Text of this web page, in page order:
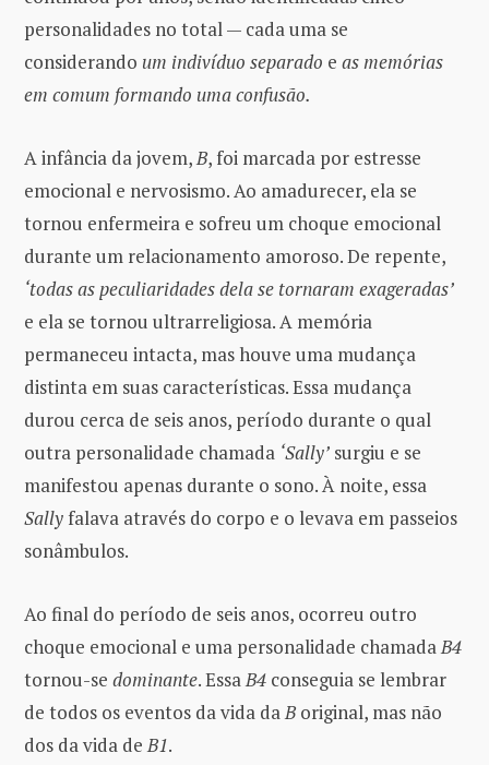
personalidades no total — cada uma se
considerando um indivíduo separado e as memórias
em comum formando uma confusão.
A infância da jovem,B, foi marcada por estresse
emocional e nervosismo. Ao amadurecer, ela se
tornou enfermeira e sofreu um choque emocional
durante um relacionamento amoroso. De repente,
‘todas as peculiaridades dela se tornaram exageradas’
e ela se tornou ultrarreligiosa. A memória
permaneceu intacta, mas houve uma mudança
distinta em suas características. Essa mudança
durou cerca de seis anos, período durante o qual
outra personalidade chamada ‘Sally’ surgiu e se
manifestou apenas durante o sono. À noite, essa
Sallyfalava através do corpo e o levava em passeios
sonâmbulos.
Ao final do período de seis anos, ocorreu outro
choque emocional e uma personalidade chamadaB4
tornou-se dominante. EssaB4 conseguia se lembrar
de todos os eventos da vida daB original, mas não
dos da vida deB1.